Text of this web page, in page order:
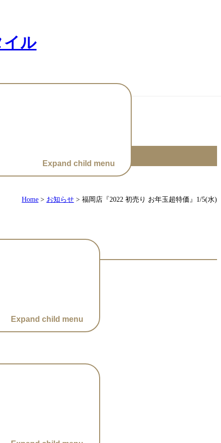
Expand child menu
Expand child menu
Home > お知らせ > 福岡店『2022 初売り お年玉超特価』1/5(水)